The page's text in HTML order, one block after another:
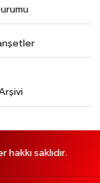
saklıdır.